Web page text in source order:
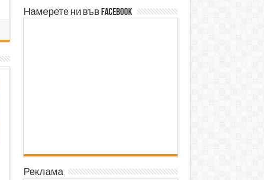
Намерете ни във Facebook
Реклама